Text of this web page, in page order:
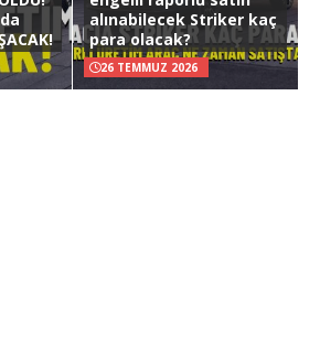
alınabilecek Striker kaç
para olacak?
26 TEMMUZ 2026